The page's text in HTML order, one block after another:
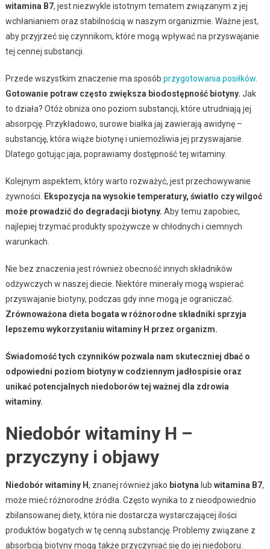
witamina B7, jest niezwykle istotnym tematem związanym z jej
wchłanianiem oraz stabilnością w naszym organizmie. Ważne jest,
aby przyjrzeć się czynnikom, które mogą wpływać na przyswajanie
tej cennej substancji.
Przede wszystkim znaczenie ma sposób przygotowania posiłków.
Gotowanie potraw często zwiększa biodostępność biotyny. Jak
to działa? Otóż obniża ono poziom substancji, które utrudniają jej
absorpcję. Przykładowo, surowe białka jaj zawierają awidynę –
substancję, która wiąże biotynę i uniemożliwia jej przyswajanie.
Dlatego gotując jaja, poprawiamy dostępność tej witaminy.
Kolejnym aspektem, który warto rozważyć, jest przechowywanie
żywności.
Ekspozycja na wysokie temperatury, światło czy wilgoć
może prowadzić do degradacji biotyny. Aby temu zapobiec,
najlepiej trzymać produkty spożywcze w chłodnych i ciemnych
warunkach.
Nie bez znaczenia jest również obecność innych składników
odżywczych w naszej diecie. Niektóre minerały mogą wspierać
przyswajanie biotyny, podczas gdy inne mogą je ograniczać.
Zrównoważona dieta bogata w różnorodne składniki sprzyja
lepszemu wykorzystaniu witaminy H przez organizm.
Świadomość tych czynników pozwala nam skuteczniej dbać o
odpowiedni poziom biotyny w codziennym jadłospisie oraz
unikać potencjalnych niedoborów tej ważnej dla zdrowia
witaminy.
Niedobór witaminy H –
przyczyny i objawy
Niedobór witaminy H, znanej również jako biotyna lub witamina B7,
może mieć różnorodne źródła. Często wynika to z nieodpowiednio
zbilansowanej diety, która nie dostarcza wystarczającej ilości
produktów bogatych w tę cenną substancję. Problemy związane z
absorbcją biotyny mogą także przyczyniać się do jej niedoboru.